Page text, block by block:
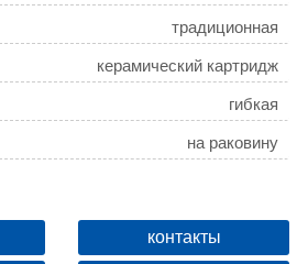
традиционная
керамический картридж
гибкая
на раковину
1 отверстие
4.6
контакты